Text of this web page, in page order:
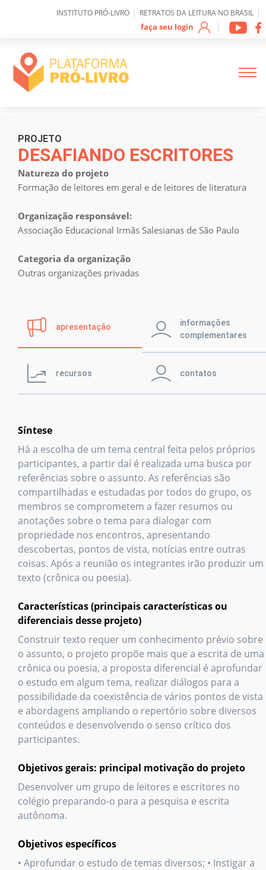
INSTITUTO PRÓ-LIVRO | RETRATOS DA LEITURA NO BRASIL |
faça seu login |
Sobre IPL
Como funciona a
plataforma
Mapeamento de
Projetos
Prêmio IPL
Retratos da
PROJETO
DESAFIANDO ESCRITORES
Natureza do projeto
Formação de leitores em geral e de leitores de literatura
Organização responsável:
Associação Educacional Irmãs Salesianas de São Paulo
Categoria da organização
Outras organizações privadas
apresentação
informações
complementares
recursos contatos
Síntese
Há a escolha de um tema central feita pelos próprios
participantes, a partir daí é realizada uma busca por
referências sobre o assunto. As referências são
compartilhadas e estudadas por todos do grupo, os
membros se comprometem a fazer resumos ou
anotações sobre o tema para dialogar com
propriedade nos encontros, apresentando
descobertas, pontos de vista, notícias entre outras
coisas. Após a reunião os integrantes irão produzir um
texto (crônica ou poesia).
Características (principais características ou
diferenciais desse projeto)
Construir texto requer um conhecimento prévio sobre
o assunto, o projeto propõe mais que a escrita de uma
crônica ou poesia, a proposta diferencial é aprofundar
o estudo em algum tema, realizar diálogos para a
possibilidade da coexistência de vários pontos de vista
e abordagens ampliando o repertório sobre diversos
conteúdos e desenvolvendo o senso crítico dos
participantes.
Objetivos gerais: principal motivação do projeto
Desenvolver um grupo de leitores e escritores no
colégio preparando-o para a pesquisa e escrita
autônoma.
Objetivos específicos
• Aprofundar o estudo de temas diversos; • Instigar a